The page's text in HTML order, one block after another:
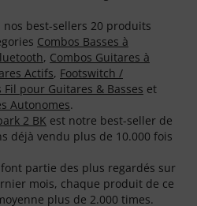
best-sellers 20 produits
Combos Basses à
, Combos Guitares à
Actifs, Footswitch /
Fil pour Guitares & Basses et
Autonomes.
2 BK est notre best-seller de
déjà vendu plus de 10.000 fois
partie des plus regardés sur
mois, chaque produit de ce
plus de 2.000 times.